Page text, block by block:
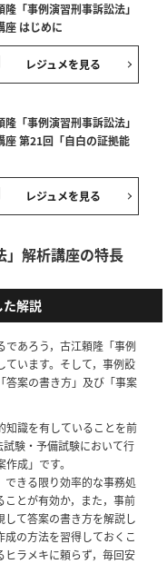
隆「事例演習刑事訴訟法」
座 はじめに
レジュメを見る
隆「事例演習刑事訴訟法」
座 第21回「自白の証拠能
レジュメを見る
」解析講座の特長
た解説
あろう，古江頼隆「事例
います。そして，事例設
答案の書き方」及び「事案
知識を有していることを前
験・予備試験において行
成」です。
できる限り効率的な事務処
とが有効か，また，事前
して答案の書き方を解説し
の方法を習得しておくこ
ヒラメキに頼らず，毎回安